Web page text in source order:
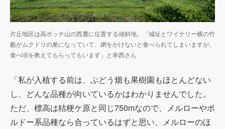
片丘地区は高ボッチ山の西麓に位置する傾斜地。「城址とワイナリー横の竹
藪がムクドリの巣になっていて、網をかけないと食べられてしまいますが、
食べ頃を教えてもらってもいます」と幸西さん
「私が入植する前は、ぶどう畑も果樹園もほとんどない
し、どんな品種が向いているかはわかりませんでした。
ただ、標高は桔梗ケ原と同じ750mなので、メルローやボ
ルドー系品種なら合っているはずと思い、メルローのほ